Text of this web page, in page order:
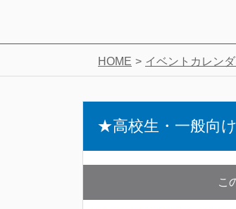
HOME イベントカレン
★高校生・一般向
こ